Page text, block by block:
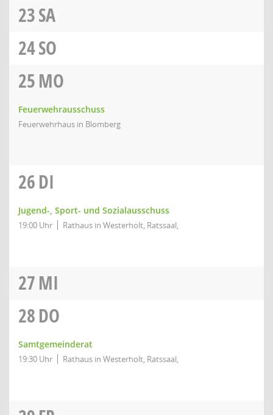
23SA
24SO
25MO
Feuerwehrausschuss
Feuerwehrhaus in Blomberg
26DI
Jugend-, Sport- und Sozialausschuss
19:00 Uhr Rathaus in Westerholt, Ratssaal,
27MI
28DO
Samtgemeinderat
19:30 Uhr Rathaus in Westerholt, Ratssaal,